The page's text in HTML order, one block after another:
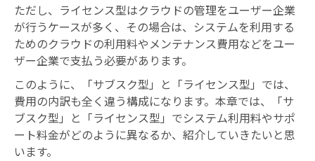
ただし、ライセンス型はクラウドの管理をユーザー企業
が行うケースが多く、その場合は、システムを利用する
ためのクラウドの利用料やメンテナンス費用などをユー
ザー企業で支払う必要があります。
このように、「サブスク型」と「ライセンス型」では、
費用の内訳も全く違う構成になります。本章では、「サ
ブスク型」と「ライセンス型」でシステム利用料やサポ
ート料金がどのように異なるか、紹介していきたいと思
います。